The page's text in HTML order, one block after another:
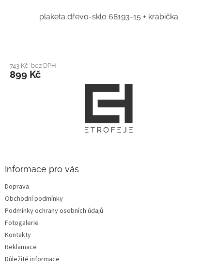
plaketa dřevo-sklo 68193-15 + krabička
743 Kč bez DPH
899 Kč
Informace pro vás
Doprava
Obchodní podmínky
Podmínky ochrany osobních údajů
Fotogalerie
Kontakty
Reklamace
Důležité informace